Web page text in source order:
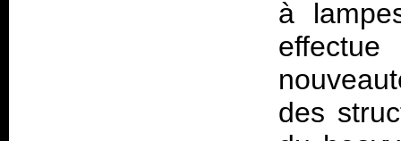
à
des